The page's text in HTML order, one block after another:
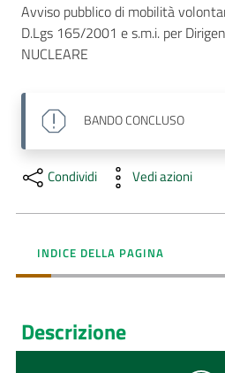
AUSL
Avviso pubblico di mobilità
D.Lgs 165/2001 e s.m.i. per
NUCLEARE
BANDOCONCLUSO
Condividi Vedi azioni
INDICE DELLA PAGINA
Descrizione